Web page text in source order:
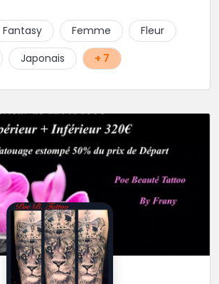
Fantasy Femme
Fleur
Japonais + 7